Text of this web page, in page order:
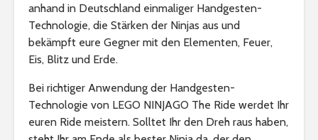
anhand in Deutschland einmaliger Handgesten-
Technologie, die Stärken der Ninjas aus und
bekämpft eure Gegner mit den Elementen, Feuer,
Eis, Blitz und Erde.
Bei richtiger Anwendung der Handgesten-
Technologie von LEGO NINJAGO The Ride werdet Ihr
euren Ride meistern. Solltet Ihr den Dreh raus haben,